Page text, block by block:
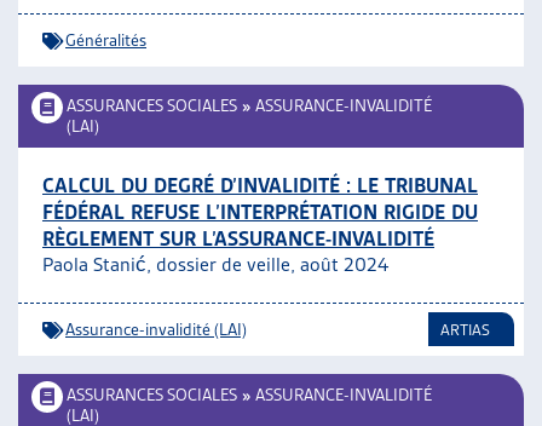
Généralités
ASSURANCES SOCIALES » ASSURANCE-INVALIDITÉ
(LAI)
CALCUL DU DEGRÉ D’INVALIDITÉ : LE TRIBUNAL
FÉDÉRAL REFUSE L’INTERPRÉTATION RIGIDE DU
RÈGLEMENT SUR L’ASSURANCE-INVALIDITÉ
Paola Stanić, dossier de veille, août 2024
Assurance-invalidité (LAI) ARTIAS
ASSURANCES SOCIALES » ASSURANCE-INVALIDITÉ
(LAI)